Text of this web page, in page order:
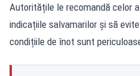
Autoritățile le recomandă celor
indicațiile salvamarilor și să
condițiile de înot sunt